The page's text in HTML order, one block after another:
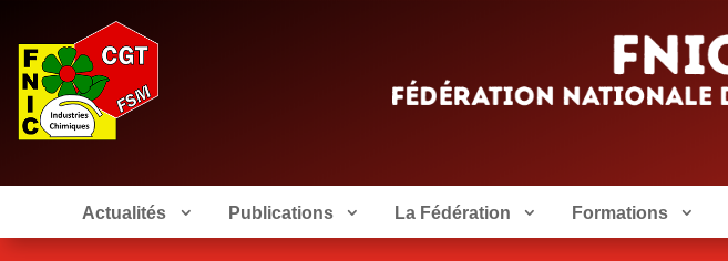
Actualités Publications La Fédération Formations